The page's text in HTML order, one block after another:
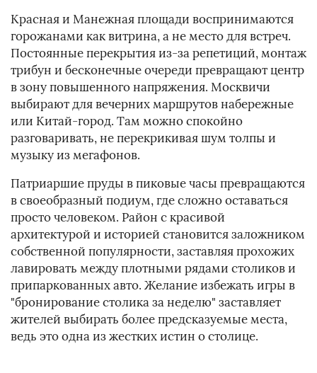
Красная и Манежная площади воспринимаются
горожанами как витрина, а не место для встреч.
Постоянные перекрытия из-за репетиций, монтаж
трибун и бесконечные очереди превращают центр
в зону повышенного напряжения. Москвичи
выбирают для вечерних маршрутов набережные
или Китай-город. Там можно спокойно
разговаривать, не перекрикивая шум толпы и
музыку из мегафонов.
Патриаршие пруды в пиковые часы превращаются
в своеобразный подиум, где сложно оставаться
просто человеком. Район с красивой
архитектурой и историей становится заложником
собственной популярности, заставляя прохожих
лавировать между плотными рядами столиков и
припаркованных авто. Желание избежать игры в
"бронирование столика за неделю" заставляет
жителей выбирать более предсказуемые места,
ведь это одна из жестких истин о столице.